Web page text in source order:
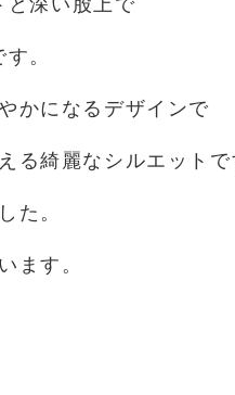
。
かになるデザインで
綺麗なシルエットで
た。
ます。